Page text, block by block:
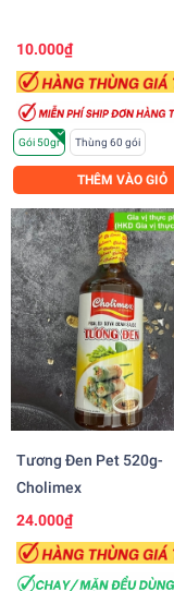
10.000₫
Gói 50gr Thùng 60 gói
THÊM VÀO GIỎ
Tương Đen Pet 520g-
Cholimex
24.000₫